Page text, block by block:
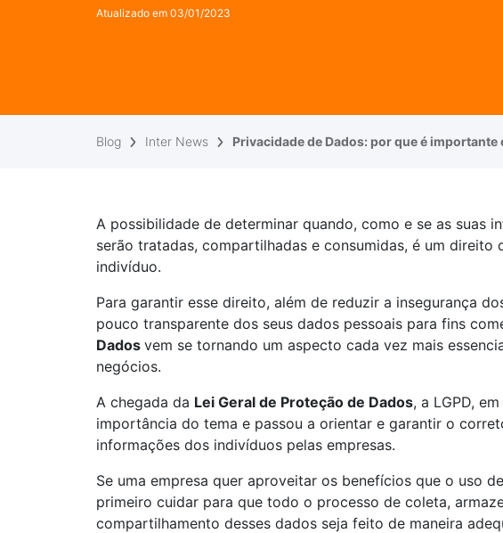
Atualizado em 03/01/2023
Blog Inter News Privacidade de Dados: por que é importante
A possibilidade de determinar quando, como e se as suas
serão tratadas, compartilhadas e consumidas, é um direito
indivíduo.
Para garantir esse direito, além de reduzir a insegurança
pouco transparente dos seus dados pessoais para fins
Dados vem se tornando um aspecto cada vez mais
negócios.
A chegada da Lei Geral de Proteção de Dados, a LGPD,
importância do tema e passou a orientar e garantir o
informações dos indivíduos pelas empresas.
Se uma empresa quer aproveitar os benefícios que o uso
primeiro cuidar para que todo o processo de coleta,
compartilhamento desses dados seja feito de maneira